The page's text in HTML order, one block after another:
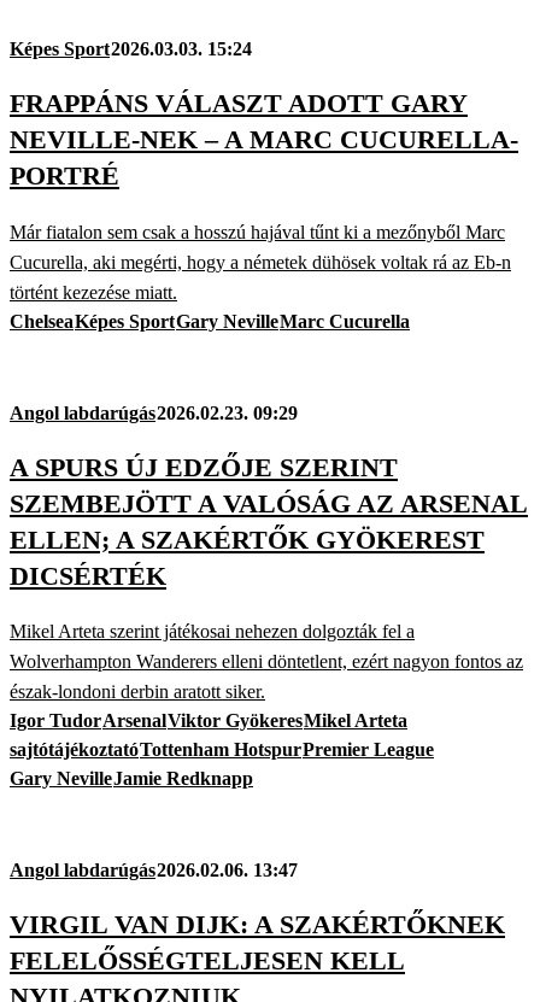
Képes Sport2026.03.03. 15:24
FRAPPÁNS VÁLASZT ADOTT GARY
NEVILLE-NEK – A MARC CUCURELLA-
PORTRÉ
Már fiatalon sem csak a hosszú hajával tűnt ki a mezőnyből Marc
Cucurella, aki megérti, hogy a németek dühösek voltak rá az Eb-n
történt kezezése miatt.
ChelseaKépes SportGary NevilleMarc Cucurella
Angol labdarúgás2026.02.23. 09:29
A SPURS ÚJ EDZŐJE SZERINT
SZEMBEJÖTT A VALÓSÁG AZ ARSENAL
ELLEN; A SZAKÉRTŐK GYÖKEREST
DICSÉRTÉK
Mikel Arteta szerint játékosai nehezen dolgozták fel a
Wolverhampton Wanderers elleni döntetlent, ezért nagyon fontos az
észak-londoni derbin aratott siker.
Igor TudorArsenalViktor GyökeresMikel Arteta
sajtótájékoztatóTottenham HotspurPremier League
Gary NevilleJamie Redknapp
Angol labdarúgás2026.02.06. 13:47
VIRGIL VAN DIJK: A SZAKÉRTŐKNEK
FELELŐSSÉGTELJESEN KELL